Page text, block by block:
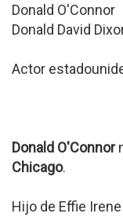
Donald O'Connor
Donald David
Actor
Donald O'Connor
Chicago.
Hijo de Effie